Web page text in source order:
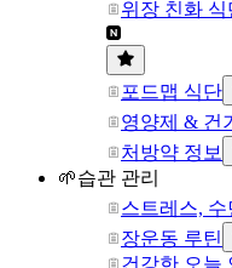
위장 친화 식
포드맵 식단
영양제 & 건
처방약 정보
🌱습관 관리
스트레스, 수
장운동 루틴
건강한 오늘